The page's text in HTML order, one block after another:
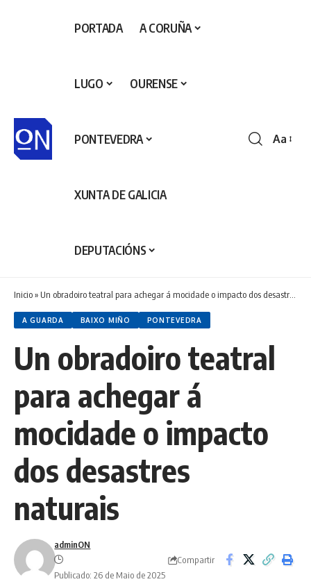
PORTADA A CORUÑA
LUGO OURENSE
PONTEVEDRA
XUNTA DE GALICIA
DEPUTACIÓNS
Aa
Inicio» Un obradoiro teatral para achegar á mocidade o impacto dos desastres naturais
A GUARDA BAIXO MIÑO PONTEVEDRA
Un obradoiro teatral
para achegar á
mocidade o impacto
dos desastres
naturais
adminON
Publicado: 26 de Maio de 2025
Compartir